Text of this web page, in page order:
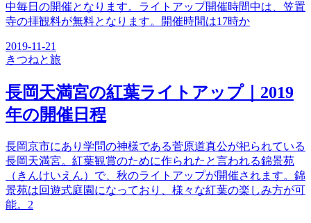
中毎日の開催となります。ライトアップ開催時間中は、笠置
寺の拝観料が無料となります。開催時間は17時か
2019-11-21
きつねと旅
長岡天満宮の紅葉ライトアップ｜2019
年の開催日程
長岡京市にあり学問の神様である菅原道真公が祀られている
長岡天満宮。紅葉観賞のために作られたと言われる錦景苑
（きんけいえん）で、秋のライトアップが開催されます。錦
景苑は回遊式庭園になっており、様々な紅葉の楽しみ方が可
能。2